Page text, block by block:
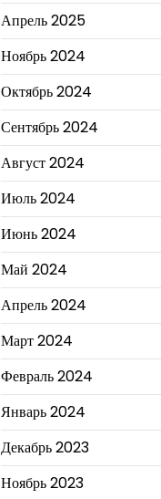
Апрель 2025
Ноябрь 2024
Октябрь 2024
Сентябрь 2024
Август 2024
Июль 2024
Июнь 2024
Май 2024
Апрель 2024
Март 2024
Февраль 2024
Январь 2024
Декабрь 2023
Ноябрь 2023